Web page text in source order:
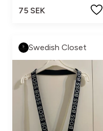
75 SEK
Swedish Closet